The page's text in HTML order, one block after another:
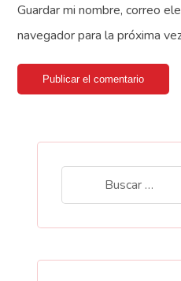
Guardar mi nombre, correo
navegador para la próxima
Publicar el comentario